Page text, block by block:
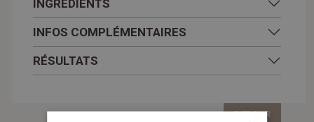
INGRÉDIENTS
INFOS COMPLÉMENTAIRES
RÉSULTATS
RETOUR